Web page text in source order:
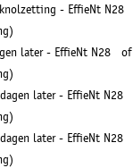
- EffieNt
later - EffieNt N28
later - EffieNt
later - EffieNt